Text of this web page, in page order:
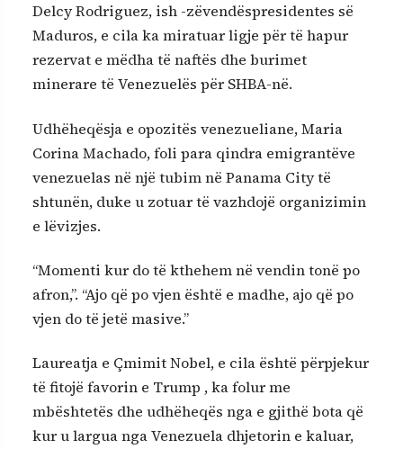
Delcy Rodriguez, ish -zëvendëspresidentes së
Maduros, e cila ka miratuar ligje për të hapur
rezervat e mëdha të naftës dhe burimet
minerare të Venezuelës për SHBA-në.
Udhëheqësja e opozitës venezueliane, Maria
Corina Machado, foli para qindra emigrantëve
venezuelas në një tubim në Panama City të
shtunën, duke u zotuar të vazhdojë organizimin
e lëvizjes.
“Momenti kur do të kthehem në vendin tonë po
afron,”. “Ajo që po vjen është e madhe, ajo që po
vjen do të jetë masive.”
Laureatja e Çmimit Nobel, e cila është përpjekur
të fitojë favorin e Trump , ka folur me
mbështetës dhe udhëheqës nga e gjithë bota që
kur u largua nga Venezuela dhjetorin e kaluar,